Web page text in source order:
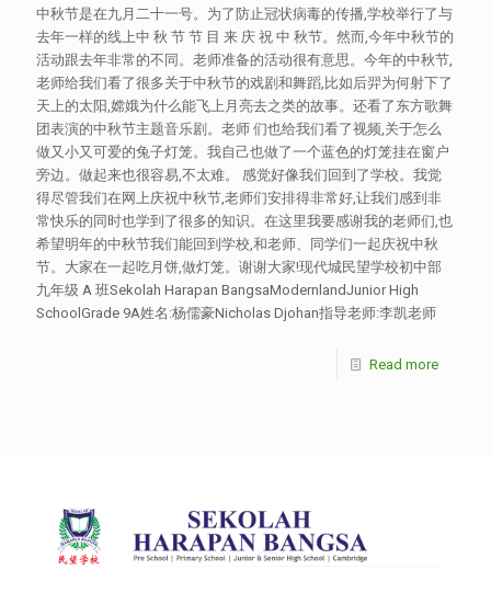
中秋节是在九月二十一号。为了防止冠状病毒的传播,学校举行了与
去年一样的线上中 秋 节 节 目 来 庆 祝 中 秋节。然而,今年中秋节的
活动跟去年非常的不同。老师准备的活动很有意思。今年的中秋节,
老师给我们看了很多关于中秋节的戏剧和舞蹈,比如后羿为何射下了
天上的太阳,嫦娥为什么能飞上月亮去之类的故事。还看了东方歌舞
团表演的中秋节主题音乐剧。老师 们也给我们看了视频,关于怎么
做又小又可爱的兔子灯笼。我自己也做了一个蓝色的灯笼挂在窗户
旁边。做起来也很容易,不太难。 感觉好像我们回到了学校。我觉
得尽管我们在网上庆祝中秋节,老师们安排得非常好,让我们感到非
常快乐的同时也学到了很多的知识。在这里我要感谢我的老师们,也
希望明年的中秋节我们能回到学校,和老师、同学们一起庆祝中秋
节。大家在一起吃月饼,做灯笼。谢谢大家!现代城民望学校初中部
九年级 A 班Sekolah Harapan BangsaModernlandJunior High
SchoolGrade 9A姓名:杨儒豪Nicholas Djohan指导老师:李凯老师
Read more